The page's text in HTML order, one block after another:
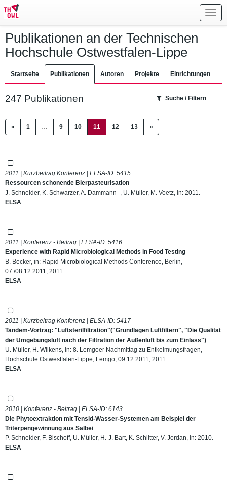
Publikationen an der Technischen
Hochschule Ostwestfalen-Lippe
Startseite Publikationen Autoren Projekte Einrichtungen
247 Publikationen Suche / Filtern
« 1 … 9 10 11 (current)
12 13 »
2011 | Kurzbeitrag Konferenz | ELSA-ID: 5415
Ressourcen schonende Bierpasteurisation
J. Schneider, K. Schwarzer, A. Dammann_, U. Müller, M. Voetz, in: 2011.
ELSA
2011 | Konferenz - Beitrag | ELSA-ID: 5416
Experience with Rapid Microbiological Methods in Food Testing
B. Becker, in: Rapid Microbiological Methods Conference, Berlin,
07./08.12.2011, 2011.
ELSA
2011 | Kurzbeitrag Konferenz | ELSA-ID: 5417
Tandem-Vortrag: "Luftsterilfiltration"("Grundlagen Luftfiltern", "Die Qualität
der Umgebungsluft nach der Filtration der Außenluft bis zum Einlass")
U. Müller, H. Wilkens, in: 8. Lemgoer Nachmittag zu Entkeimungsfragen,
Hochschule Ostwestfalen-Lippe, Lemgo, 09.12.2011, 2011.
ELSA
2010 | Konferenz - Beitrag | ELSA-ID: 6143
Die Phytoextraktion mit Tensid-Wasser-Systemen am Beispiel der
Triterpengewinnung aus Salbei
P. Schneider, F. Bischoff, U. Müller, H.-J. Bart, K. Schlitter, V. Jordan, in: 2010.
ELSA